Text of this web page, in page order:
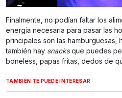
Finalmente, no podían faltar los
energía necesaria para pasar las
principales son las hamburguesas,
también hay snacksque puedes
boneless, papas fritas, dedos de
TAMBIÉN TE PUEDE INTERESAR